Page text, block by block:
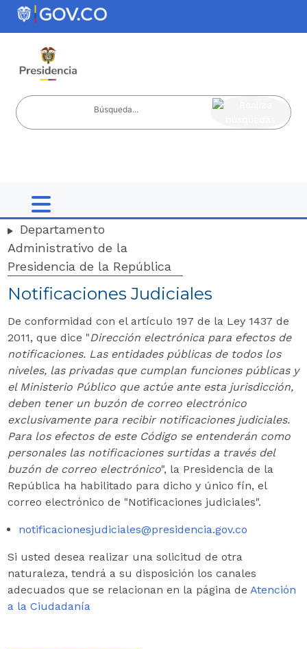
Nota:
este
incluye
sistema
Departamento
Administrativo de la
Presidencia de la República
Notificaciones Judiciales
​De conformidad con el artículo 197 de la Ley 1437 de
2011, que dice "Dirección electrónica para efectos de
notificaciones. Las entidades públicas de todos los
niveles, las privadas que cumplan funciones públicas y
el Ministerio Público que actúe ante esta jurisdicción,
deben tener un buzón de correo electrónico
exclusivamente para recibir notificaciones judiciales.
Para los efectos de este Código se entenderán como
personales las notificaciones surtidas a través del
buzón de correo electrónico", la Presidencia de la
República ha habilitado para dicho y único fín, el
correo electrónico de "Notificaciones judiciales".
notificacionesjudiciales@presidencia.gov.co​
Si usted desea realizar una solicitud de otra
naturaleza, tendrá a su disposición los canales
adecuados que se relacionan en la página de Atención
a la Ciudadanía